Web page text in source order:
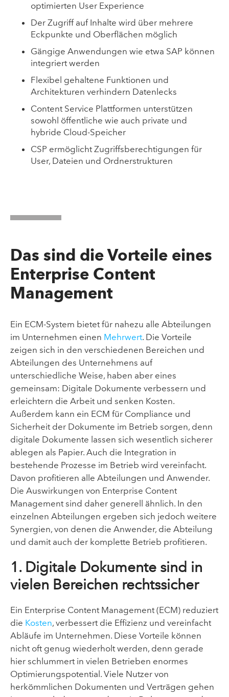
optimierten User Experience
Der Zugriff auf Inhalte wird über mehrere
Eckpunkte und Oberflächen möglich
Gängige Anwendungen wie etwa SAP können
integriert werden
Flexibel gehaltene Funktionen und
Architekturen verhindern Datenlecks
Content Service Plattformen unterstützen
sowohl öffentliche wie auch private und
hybride Cloud-Speicher
CSP ermöglicht Zugriffsberechtigungen für
User, Dateien und Ordnerstrukturen
Das sind die Vorteile eines
Enterprise Content
Management
Ein ECM-System bietet für nahezu alle Abteilungen
im Unternehmen einen Mehrwert. Die Vorteile
zeigen sich in den verschiedenen Bereichen und
Abteilungen des Unternehmens auf
unterschiedliche Weise, haben aber eines
gemeinsam: Digitale Dokumente verbessern und
erleichtern die Arbeit und senken Kosten.
Außerdem kann ein ECM für Compliance und
Sicherheit der Dokumente im Betrieb sorgen, denn
digitale Dokumente lassen sich wesentlich sicherer
ablegen als Papier. Auch die Integration in
bestehende Prozesse im Betrieb wird vereinfacht.
Davon profitieren alle Abteilungen und Anwender.
Die Auswirkungen von Enterprise Content
Management sind daher generell ähnlich. In den
einzelnen Abteilungen ergeben sich jedoch weitere
Synergien, von denen die Anwender, die Abteilung
und damit auch der komplette Betrieb profitieren.
1. Digitale Dokumente sind in
vielen Bereichen rechtssicher
Ein Enterprise Content Management (ECM) reduziert
die Kosten, verbessert die Effizienz und vereinfacht
Abläufe im Unternehmen. Diese Vorteile können
nicht oft genug wiederholt werden, denn gerade
hier schlummert in vielen Betrieben enormes
Optimierungspotential. Viele Nutzer von
herkömmlichen Dokumenten und Verträgen gehen